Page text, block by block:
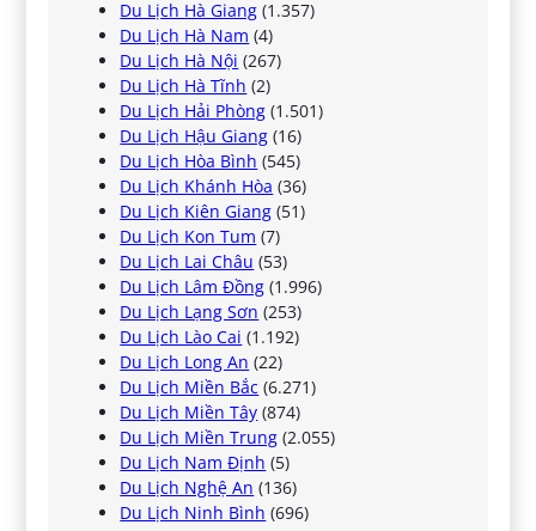
Du Lịch Hà Giang (1.357)
Du Lịch Hà Nam (4)
Du Lịch Hà Nội (267)
Du Lịch Hà Tĩnh (2)
Du Lịch Hải Phòng (1.501)
Du Lịch Hậu Giang (16)
Du Lịch Hòa Bình (545)
Du Lịch Khánh Hòa (36)
Du Lịch Kiên Giang (51)
Du Lịch Kon Tum (7)
Du Lịch Lai Châu (53)
Du Lịch Lâm Đồng (1.996)
Du Lịch Lạng Sơn (253)
Du Lịch Lào Cai (1.192)
Du Lịch Long An (22)
Du Lịch Miền Bắc (6.271)
Du Lịch Miền Tây (874)
Du Lịch Miền Trung (2.055)
Du Lịch Nam Định (5)
Du Lịch Nghệ An (136)
Du Lịch Ninh Bình (696)